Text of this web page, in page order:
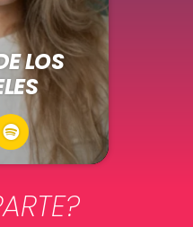
LOS